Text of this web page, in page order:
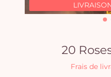
20
Frais de